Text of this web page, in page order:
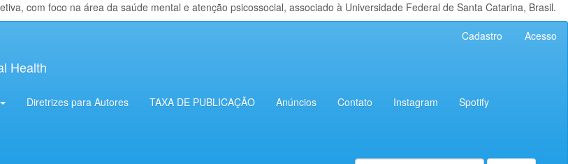
com foco na área da saúde mental e atenção psicossocial, associado à Universidade Federal de Santa Catarina, Brasil.
Cadastro Acesso
Health
Diretrizes para Autores TAXA DE PUBLICAÇÃO Anúncios Contato Instagram Spotify